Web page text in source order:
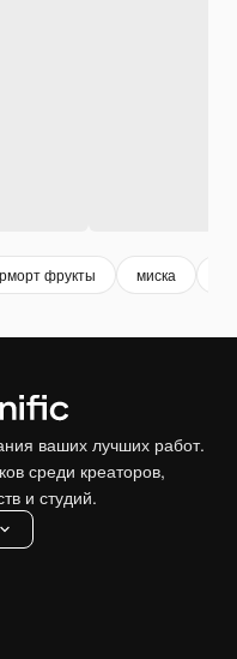
фрукты миска
ваших лучших работ.
среди креаторов,
и студий.